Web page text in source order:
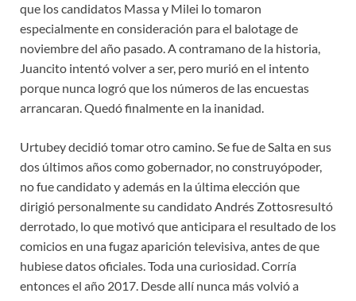
que los candidatos Massa y Milei lo tomaron
especialmente en consideración para el balotage de
noviembre del año pasado. A contramano de la historia,
Juancito intentó volver a ser, pero murió en el intento
porque nunca logró que los números de las encuestas
arrancaran. Quedó finalmente en la inanidad.
​Urtubey decidió tomar otro camino. Se fue de Salta en sus
dos últimos años como gobernador, no construyópoder,
no fue candidato y además en la última elección que
dirigió personalmente su candidato Andrés Zottosresultó
derrotado, lo que motivó que anticipara el resultado de los
comicios en una fugaz aparición televisiva, antes de que
hubiese datos oficiales. Toda una curiosidad. Corría
entonces el año 2017. Desde allí nunca más volvió a